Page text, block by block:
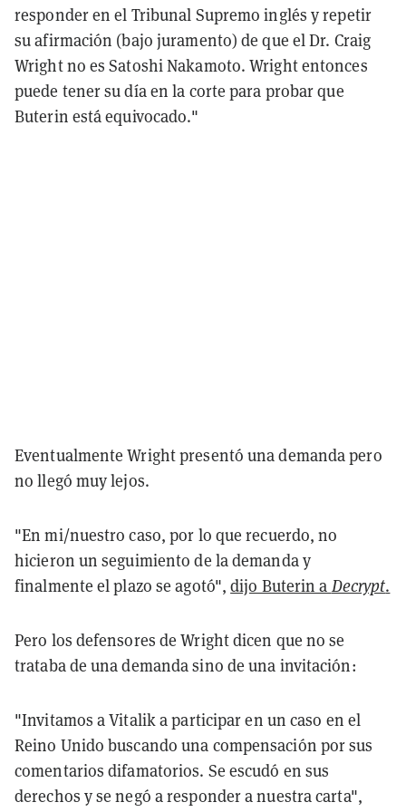
responder en el Tribunal Supremo inglés y repetir
su afirmación (bajo juramento) de que el Dr. Craig
Wright no es Satoshi Nakamoto. Wright entonces
puede tener su día en la corte para probar que
Buterin está equivocado."
Eventualmente Wright presentó una demanda pero
no llegó muy lejos.
"En mi/nuestro caso, por lo que recuerdo, no
hicieron un seguimiento de la demanda y
finalmente el plazo se agotó",dijo Buterin a Decrypt.
Pero los defensores de Wright dicen que no se
trataba de una demanda sino de una invitación:
"Invitamos a Vitalik a participar en un caso en el
Reino Unido buscando una compensación por sus
comentarios difamatorios. Se escudó en sus
derechos y se negó a responder a nuestra carta",